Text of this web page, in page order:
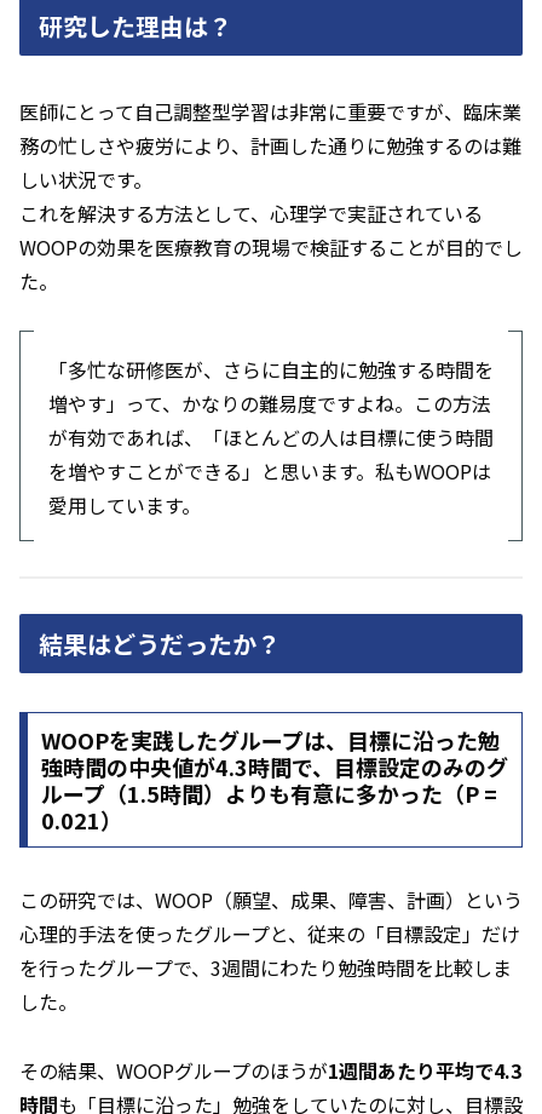
研究した理由は？
医師にとって自己調整型学習は非常に重要ですが、臨床業
務の忙しさや疲労により、計画した通りに勉強するのは難
しい状況です。
これを解決する方法として、心理学で実証されている
WOOPの効果を医療教育の現場で検証することが目的でし
た。
「多忙な研修医が、さらに自主的に勉強する時間を
増やす」って、かなりの難易度ですよね。この方法
が有効であれば、「ほとんどの人は目標に使う時間
を増やすことができる」と思います。私もWOOPは
愛用しています。
結果はどうだったか？
WOOPを実践したグループは、目標に沿った勉
強時間の中央値が4.3時間で、目標設定のみのグ
ループ（1.5時間）よりも有意に多かった（P =
0.021）
この研究では、WOOP（願望、成果、障害、計画）という
心理的手法を使ったグループと、従来の「目標設定」だけ
を行ったグループで、3週間にわたり勉強時間を比較しま
した。
その結果、WOOPグループのほうが1週間あたり平均で4.3
時間も「目標に沿った」勉強をしていたのに対し、目標設